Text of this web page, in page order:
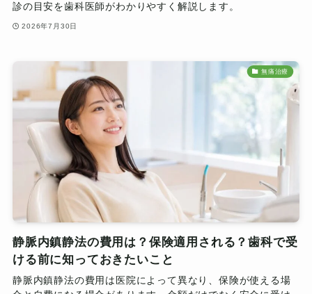
診の目安を歯科医師がわかりやすく解説します。
2026年7月30日
無痛治療
静脈内鎮静法の費用は？保険適用される？歯科で受
ける前に知っておきたいこと
静脈内鎮静法の費用は医院によって異なり、保険が使える場